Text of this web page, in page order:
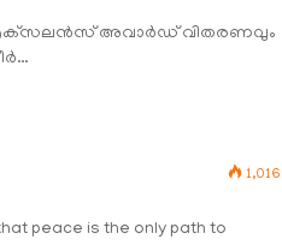
എക്‌സലന്‍സ് അവാര്‍ഡ് വിതരണവും
1,016
peace is the only path to